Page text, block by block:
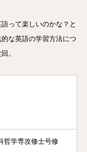
って楽しいのかな？と
な英語の学習方法につ
。
哲学専攻修士号修